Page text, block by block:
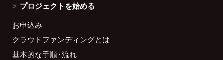
プロジェクトを始める
お申込み
クラウドファンディングとは
基本的な手順・流れ